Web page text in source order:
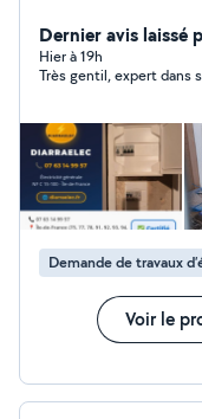
garantis un travail
les délais.
Dernier avis laissé
Hier à 19h
Très gentil, expert dans
Demande de travaux
Voir le